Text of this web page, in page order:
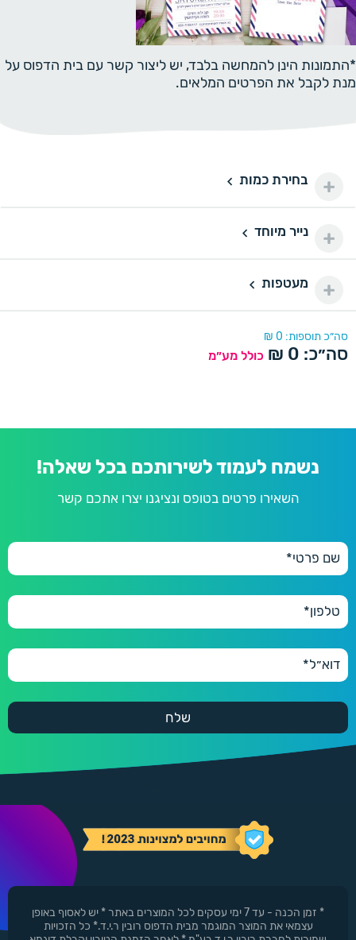
*התמונות הינן להמחשה בלבד, יש ליצור קשר עם בית הדפוס על
מנת לקבל את הפרטים המלאים.
250 250 יחידות
300 יחידות
390 ₪
430 ₪
450 450 יחידות
בחירת כמות
נייר מיוחד
נייר מיוחד דורינה
נייר מיוחד פנינה
נייר מיוחד
מעטפות
דורינה
מעטפות
סה״כ תוספות: 0
₪
סה״כ: 0
₪ כולל מע״מ
נשמח לעמוד לשירותכם בכל שאלה!
השאירו פרטים בטופס ונציגנו יצרו אתכם קשר
* זמן הכנה - עד 7 ימי עסקים לכל המוצרים באתר * יש לאסוף באופן
עצמאי את המוצר המוגמר מבית הדפוס רובין ר.י.ד.* כל הזכויות